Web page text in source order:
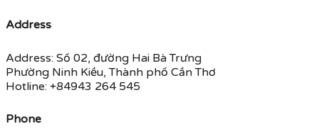
Address
Address: Số 02, đường Hai Bà Trưng
Phường Ninh Kiều, Thành phố Cần Thơ
Hotline: +84943 264 545
Phone